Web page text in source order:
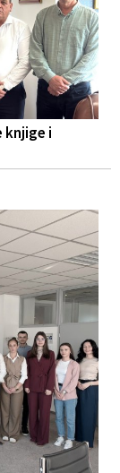
knjige i